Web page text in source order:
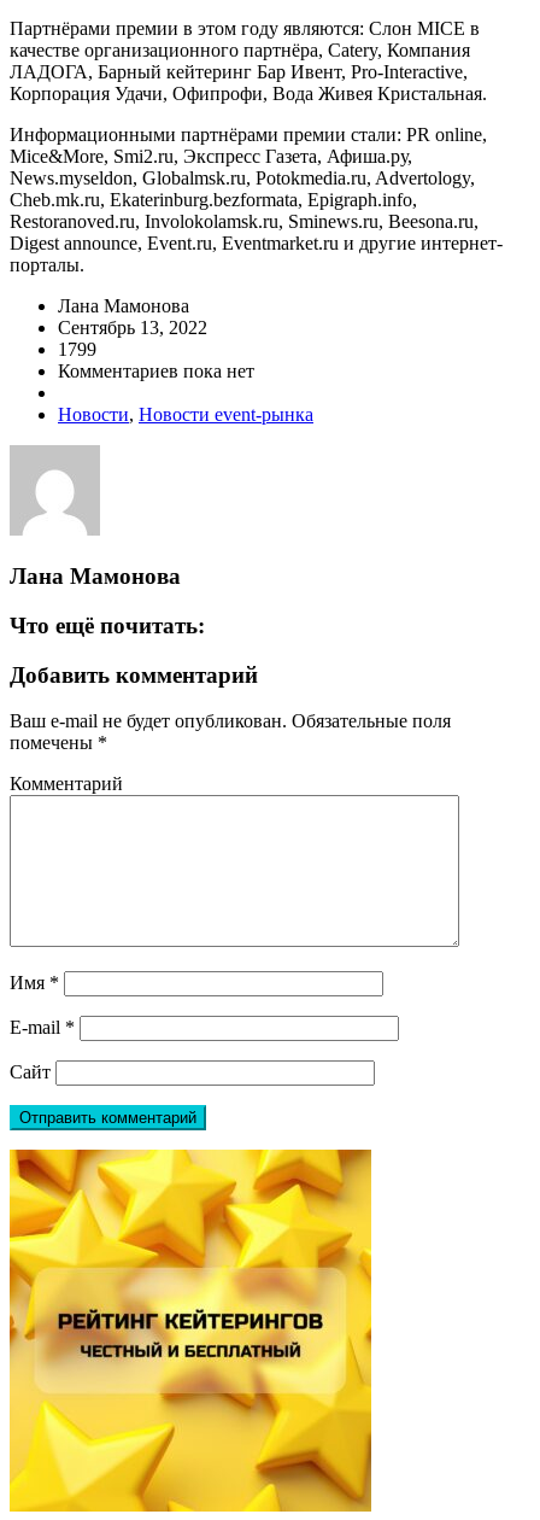
Партнёрами премии в этом году являются: Слон MICE в
качестве организационного партнёра, Catery, Компания
ЛАДОГА, Барный кейтеринг Бар Ивент, Pro-Interactive,
Корпорация Удачи, Офипрофи, Вода Живея Кристальная.
Информационными партнёрами премии стали: PR online,
Mice&More, Smi2.ru, Экспресс Газета, Афиша.ру,
News.myseldon, Globalmsk.ru, Potokmedia.ru, Advertology,
Cheb.mk.ru, Ekaterinburg.bezformata, Epigraph.info,
Restoranoved.ru, Involokolamsk.ru, Sminews.ru, Beesona.ru,
Digest announce, Event.ru, Eventmarket.ru и другие интернет-
порталы.
Лана Мамонова
Сентябрь 13, 2022
1799
Комментариев пока нет
Новости, Новости event-рынка
Лана Мамонова
Что ещё почитать:
Добавить комментарий
Ваш e-mail не будет опубликован. Обязательные поля
помечены *
Комментарий
Имя *
E-mail *
Сайт